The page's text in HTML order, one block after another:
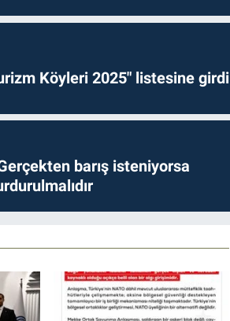
Köyleri 2025" listesine girdi
barış isteniyorsa